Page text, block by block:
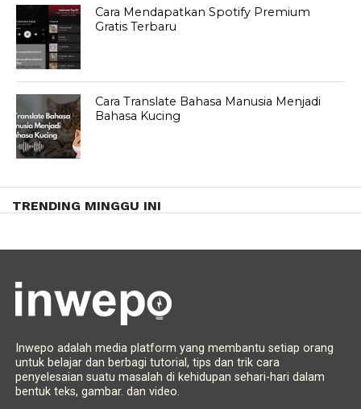
Cara Mendapatkan Spotify Premium
Gratis Terbaru
Cara Translate Bahasa Manusia Menjadi
Bahasa Kucing
TRENDING MINGGU INI
Inwepo adalah media platform yang membantu setiap orang
untuk belajar dan berbagi tutorial, tips dan trik cara
penyelesaian suatu masalah di kehidupan sehari-hari dalam
bentuk teks, gambar. dan video.